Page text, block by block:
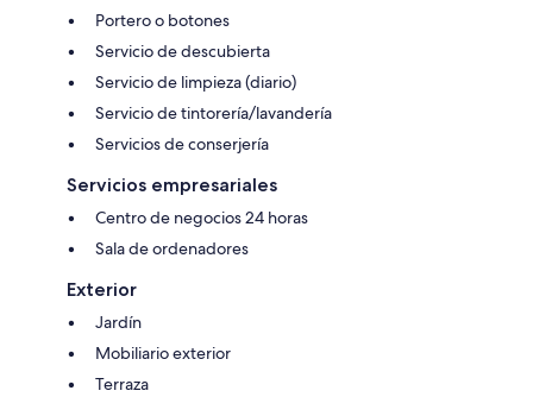
Portero o botones
Servicio de descubierta
Servicio de limpieza (diario)
Servicio de tintorería/lavandería
Servicios de conserjería
Servicios empresariales
Centro de negocios 24 horas
Sala de ordenadores
Exterior
Jardín
Mobiliario exterior
Terraza